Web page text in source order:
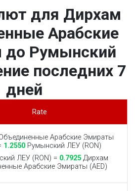
для Дирхам
Арабские
Румынский
последних 7
дней
Rate
Арабские Эмираты
1.2550 Румынский ЛЕУ (RON)
ЛЕУ (RON) = 0.7925Дирхам
Арабские Эмираты (AED)